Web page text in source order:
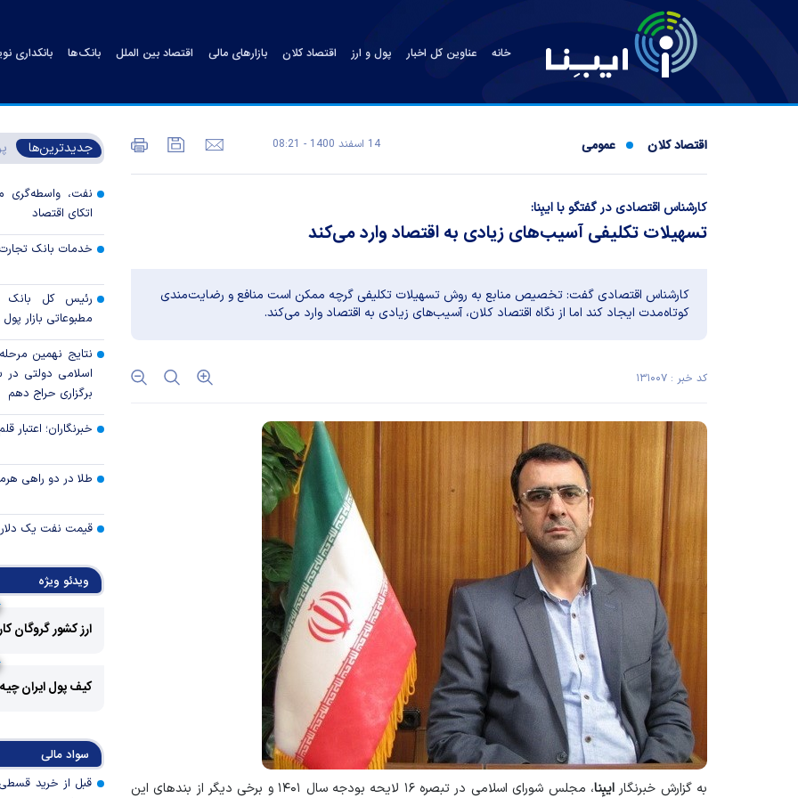
خانه عناوین کل اخبار پول و ارز اقتصاد کلان بازارهای مالی اقتصاد بین الملل بانک‌ها بانکداری
اقتصاد کلان عمومی 14 اسفند 1400 - 08:21
کارشناس اقتصادی در گفتگو با ایبِنا:
تسهیلات تکلیفی آسیب‌های زیادی به اقتصاد وارد می‌کند
کارشناس اقتصادی گفت: تخصیص منابع به روش تسهیلات تکلیفی گرچه ممکن است منافع و رضایت‌مندی
کوتاه‌مدت ایجاد کند اما از نگاه اقتصاد کلان، آسیب‌های زیادی به اقتصاد وارد می‌کند.
کد خبر : ۱۳۱۰۰۷
به گزارش خبرنگارایبِنا
، مجلس شورای اسلامی در تبصره ۱۶ لایحه بودجه سال ۱۴۰۱ و برخی دیگر از بندهای این
جدیدترین‌ها
نفت، واسطه‌گری
اتکای اقتصاد
خدمات بانک
رئیس کل بانک
مطبوعاتی بازار پول
نتایج نهمین
برگزاری حراج دهم
خبرنگاران؛ اعتبار
طلا در دو راهی
قیمت نفت یک دلار
سرمایه‌گذاران
رفتند
شوک جدید در بازار
تأمین مالی
چگونه دیپلماسی
بازار‌های جهانی را
صیانت از
ویدئو ویژه
ارز کشور گروگان
کیف پول ایران
سواد مالی